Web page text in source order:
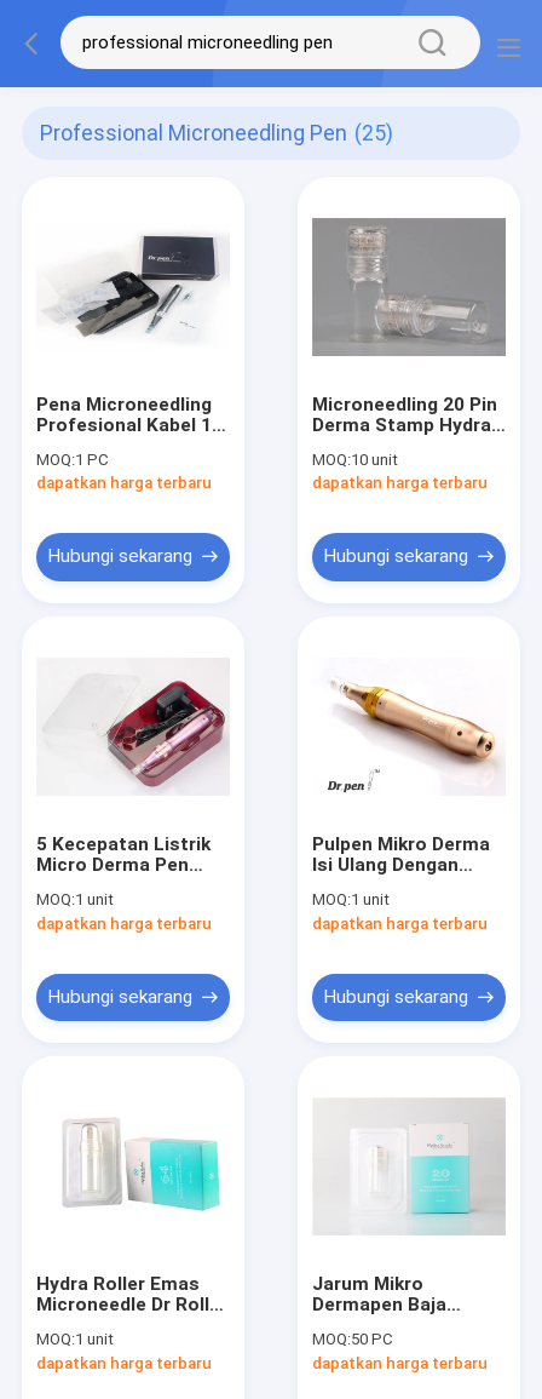
Professional Microneedling Pen (25)
Pena Microneedling
Profesional Kabel 16
Mikro Untuk Ahli
Kecantikan
MOQ:1 PC
dapatkan harga terbaru
Hubungi sekarang
Microneedling 20 Pin
Derma Stamp Hydra
Titanium + 24K Emas
Disepuh
MOQ:10 unit
dapatkan harga terbaru
Hubungi sekarang
5 Kecepatan Listrik
Micro Derma Pen
Wajah Dengan
Baterai Built-In 5V
MOQ:1 unit
dapatkan harga terbaru
Hubungi sekarang
Pulpen Mikro Derma
Isi Ulang Dengan
Tingkat Terkendali
Untuk Spa
MOQ:1 unit
dapatkan harga terbaru
Hubungi sekarang
Hydra Roller Emas
Microneedle Dr Roller
Dengan 10ml
Kapasitas Asam
MOQ:1 unit
dapatkan harga terbaru
Jarum Mikro
Dermapen Baja
MOQ:50 PC
dapatkan harga terbaru